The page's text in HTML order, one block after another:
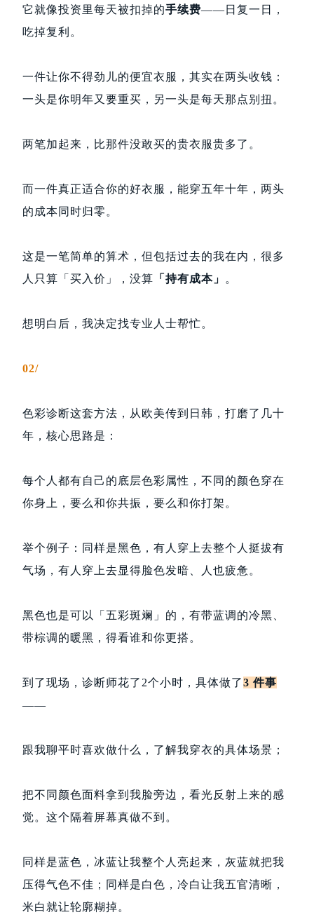
它就像投资里每天被扣掉的手续费——日复一日，
吃掉复利。
一件让你不得劲儿的便宜衣服，其实在两头收钱：
一头是你明年又要重买，另一头是每天那点别扭。
两笔加起来，比那件没敢买的贵衣服贵多了。
而一件真正适合你的好衣服，能穿五年十年，两头
的成本同时归零。
这是一笔简单的算术，但包括过去的我在内，很多
人只算「买入价」，没算 「持有成本」 。
想明白后，我决定找专业人士帮忙。
02/
色彩诊断这套方法，从欧美传到日韩，打磨了几十
年，核心思路是：
每个人都有自己的底层色彩属性，不同的颜色穿在
你身上，要么和你共振，要么和你打架。
举个例子：同样是黑色，有人穿上去整个人挺拔有
气场，有人穿上去显得脸色发暗、人也疲惫。
黑色也是可以「五彩斑斓」的，有带蓝调的冷黑、
带棕调的暖黑，得看谁和你更搭。
到了现场，诊断师花了2个小时，具体做了3 件事
——
跟我聊平时喜欢做什么，了解我穿衣的具体场景；
把不同颜色面料拿到我脸旁边，看光反射上来的感
觉。这个隔着屏幕真做不到。
同样是蓝色，冰蓝让我整个人亮起来，灰蓝就把我
压得气色不佳；同样是白色，冷白让我五官清晰，
米白就让轮廓糊掉。